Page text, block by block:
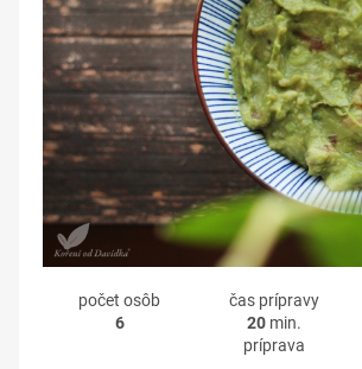
počet osôb
6
čas prípravy
20min.
príprava